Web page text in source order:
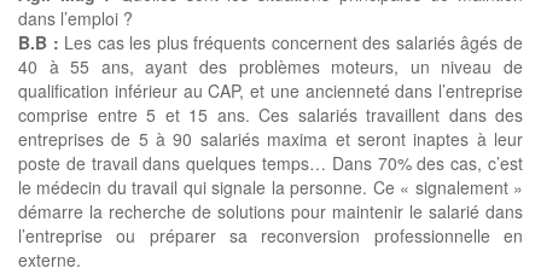
dans l’emploi ?
B.B : Les cas les plus fréquents concernent des salariés âgés de
40 à 55 ans, ayant des problèmes moteurs, un niveau de
qualification inférieur au CAP, et une ancienneté dans l’entreprise
comprise entre 5 et 15 ans. Ces salariés travaillent dans des
entreprises de 5 à 90 salariés maxima et seront inaptes à leur
poste de travail dans quelques temps… Dans 70% des cas, c’est
le médecin du travail qui signale la personne. Ce « signalement »
démarre la recherche de solutions pour maintenir le salarié dans
l’entreprise ou préparer sa reconversion professionnelle en
externe.